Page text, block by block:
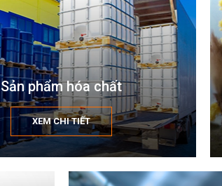
Sản phẩm hóa chất
XEM CHI TIẾT